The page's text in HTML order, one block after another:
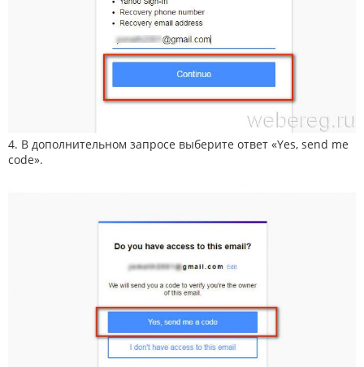
4. В дополнительном запросе выберите ответ «Yes, send me
code».